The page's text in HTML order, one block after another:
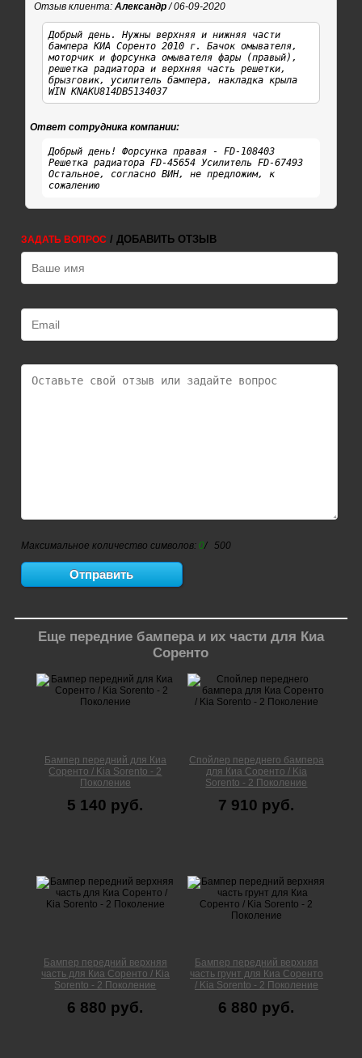
Отзыв клиента: Александр/ 06-09-2020
Добрый день. Нужны верхняя и нижняя части
бампера КИА Соренто 2010 г. Бачок омывателя,
моторчик и форсунка омывателя фары (правый),
решетка радиатора и верхняя часть решетки,
брызговик, усилитель бампера, накладка крыла
WIN KNAKU814DB5134037
Ответ сотрудника компании:
Добрый день! Форсунка правая - FD-108403
Решетка радиатора FD-45654 Усилитель FD-67493
Остальное, согласно ВИН, не предложим, к
сожалению
ЗАДАТЬ ВОПРОС / ДОБАВИТЬ ОТЗЫВ
Максимальное количество символов: 0/ 500
Еще передние бампера и их части для Киа
Соренто
Бампер передний для Киа
Соренто / Kia Sorento - 2
Поколение
5 140 руб.
Спойлер переднего бампера
для Киа Соренто / Kia
Sorento - 2 Поколение
7 910 руб.
Бампер передний верхняя
часть для Киа Соренто / Kia
Sorento - 2 Поколение
6 880 руб.
Бампер передний верхняя
часть грунт для Киа Соренто
/ Kia Sorento - 2 Поколение
6 880 руб.